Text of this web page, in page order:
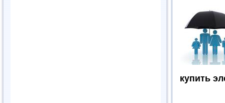
купить